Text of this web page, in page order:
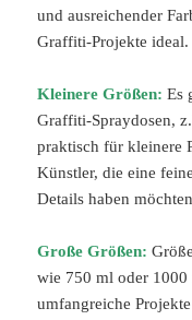
und ausreichender
Graffiti-Projekte ideal.
Kleinere Größen: Es
Graffiti-Spraydosen,
praktisch für kleinere
Künstler, die eine
Details haben
Große Größen:
wie 750 ml oder 1000
umfangreiche